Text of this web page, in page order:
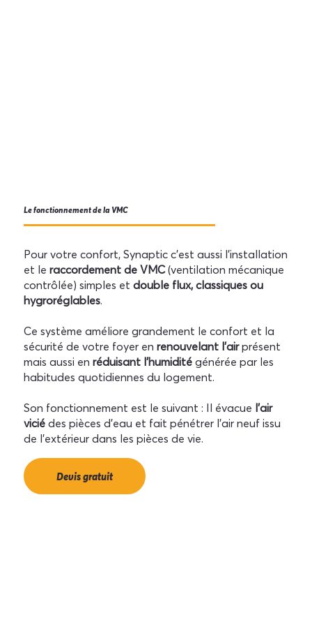
Le fonctionnement de la VMC
Pour votre confort, Synaptic c'est aussi l'installation
et leraccordement de VMC(ventilation mécanique
contrôlée) simples etdouble flux, classiques ou
hygroréglables.
Ce système améliore grandement le confort et la
sécurité de votre foyer enrenouvelant l’airprésent
mais aussi enréduisant l’humidité générée par les
habitudes quotidiennes du logement.
Son fonctionnement est le suivant : Il évacue l'air
vicié des pièces d'eau et fait pénétrer l'air neuf issu
de l'extérieur dans les pièces de vie.
Devis gratuit